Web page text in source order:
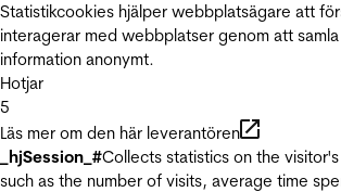
Statistikcookies hjälper webbplatsägare att
interagerar med webbplatser genom att
information anonymt.
Hotjar
5
Läs mer om den här leverantören
_hjSession_#Collects statistics on the
such as the number of visits, average time